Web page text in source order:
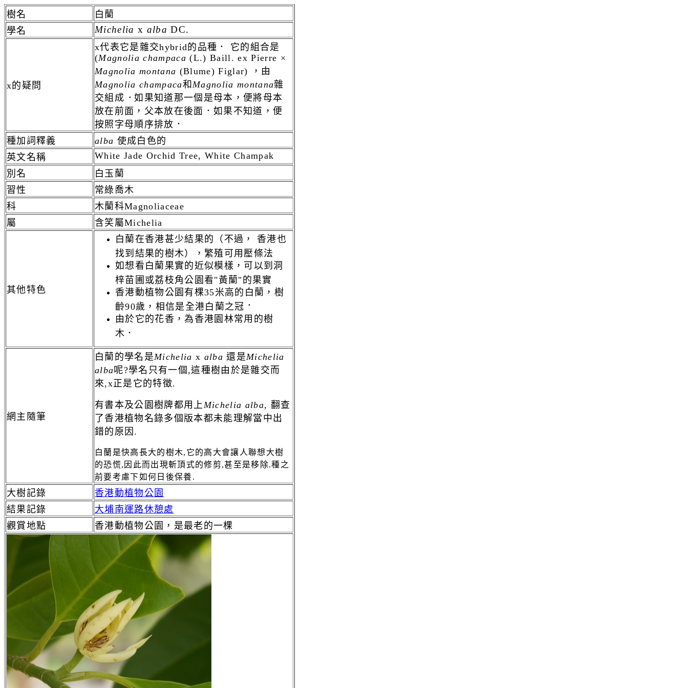
樹名
白蘭
學名
Michelia x alba DC.
x的疑問
x代表它是雜交hybrid的品種． 它的組合是
(Magnolia champaca (L.) Baill. ex Pierre ×
Magnolia montana (Blume) Figlar) ，由
Magnolia champaca和Magnolia montana雜
交組成 ．如果知道那一個是母本，便將母本
放在前面，父本放在後面．如果不知道，便
按照字母順序排放．
種加詞釋義
alba 使成白色的
英文名稱
White Jade Orchid Tree, White Champak
別名
白玉蘭
習性
常綠喬木
科
木蘭科Magnoliaceae
屬
含笑屬Michelia
其他特色
白蘭在香港甚少結果的（不過， 香港也
找到結果的樹木），繁殖可用壓條法
如想看白 蘭果實的近似模樣，可以到洞
梓苗圃或荔枝角公園看"黃蘭"的果實
香港動植物公園有棵35米高的白蘭，樹
齡90歲，相信是全港白蘭之冠 ．
由於它的花香，為香港園林常用的樹
木．
網主隨筆
白蘭的學名是Michelia x alba 還是Michelia
alba呢?學名只有一個,這種樹由於是雜交而
來,x正是它的特徵.
有書本及公園樹牌都用上Michelia alba, 翻查
了香港植物名錄多個版本都未能理解當中出
錯的原因.
白蘭是快高長大的樹木,它的高大會讓人聯想大樹
的恐慌,因此而出現斬頂式的修剪,甚至是移除.種之
前要考慮下如何日後保養.
大樹記錄
香港動植物公園
結果記錄
大埔南運路休憩處
觀賞地點
香港動植物公園 ， 是最老的一棵